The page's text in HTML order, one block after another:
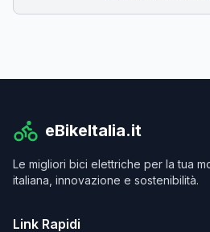
eBikeItalia.it
Le migliori bici elettriche per la tua
italiana, innovazione e sostenibilità.
Link Rapidi